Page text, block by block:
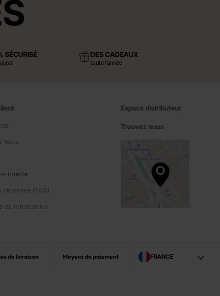
SÉCURISÉ DES CADEAUX
toute l’année
nous
fidélité
réponses (FAQ)
de rétractation
Espace distributeur
Trouvez nous
de livraison Moyens de paiement FRANCE